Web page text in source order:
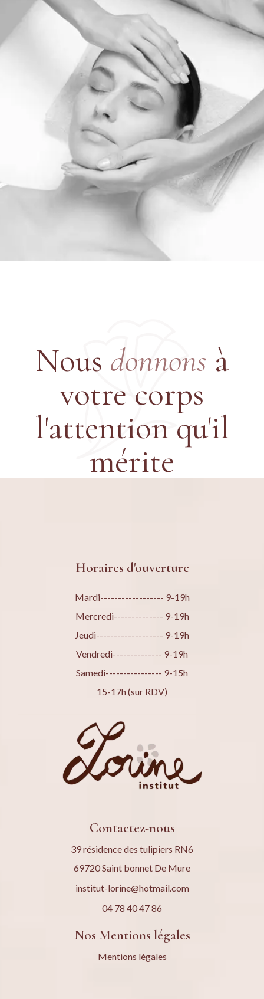
Nous donnons à
votre corps
l'attention qu'il
mérite
Horaires d'ouverture
Mardi------------------ 9-19h
Mercredi-------------- 9-19h
Jeudi------------------- 9-19h
Vendredi-------------- 9-19h
Samedi---------------- 9-15h
15-17h (sur RDV)
Contactez-nous
39 résidence des tulipiers RN6
69720 Saint bonnet De Mure
institut-lorine@hotmail.com
04 78 40 47 86
Nos Mentions légales
Mentions légales